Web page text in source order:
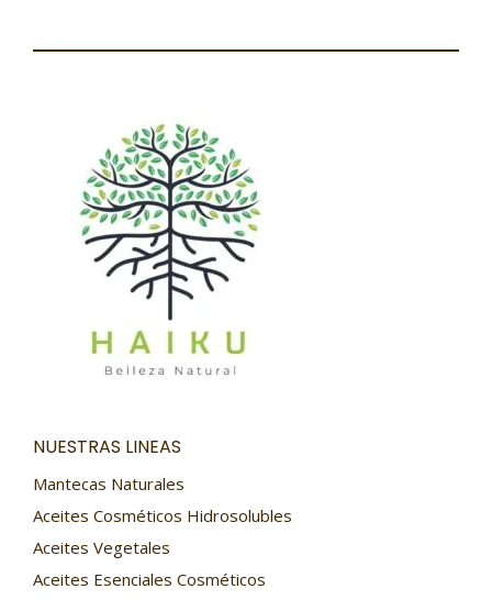
NUESTRAS LINEAS
Mantecas Naturales
Aceites Cosméticos Hidrosolubles
Aceites Vegetales
Aceites Esenciales Cosméticos